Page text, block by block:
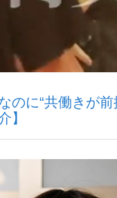
した日本代表監督に...
のに“共働きが
】